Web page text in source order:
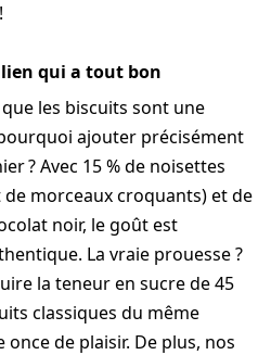
!
qui a tout bon
les biscuits sont une
ajouter précisément
? Avec 15 % de noisettes
morceaux croquants) et de
noir, le goût est
La vraie prouesse ?
la teneur en sucre de 45
classiques du même
de plaisir. De plus, nos